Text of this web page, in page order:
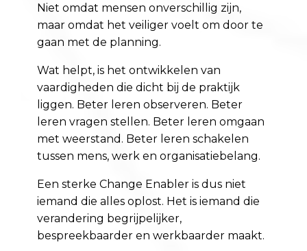
Niet omdat mensen onverschillig zijn,
maar omdat het veiliger voelt om door te
gaan met de planning.
Wat helpt, is het ontwikkelen van
vaardigheden die dicht bij de praktijk
liggen. Beter leren observeren. Beter
leren vragen stellen. Beter leren omgaan
met weerstand. Beter leren schakelen
tussen mens, werk en organisatiebelang.
Een sterke Change Enabler is dus niet
iemand die alles oplost. Het is iemand die
verandering begrijpelijker,
bespreekbaarder en werkbaarder maakt.